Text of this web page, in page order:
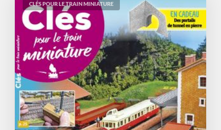
CLÉS POUR LE TRAIN MINIATURE